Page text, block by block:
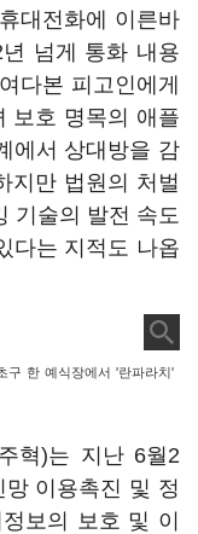
대전화에 이른바
넘게 통화 내용
다본 피고인에게
보호 명목의 애플
에서 상대방을 감
지만 법원의 처벌
기술의 발전 속도
다는 지적도 나옵
구 한 예식장에서 '란파라치'
혁)는 지난 6월2
이용촉진 및 정
보의 보호 및 이